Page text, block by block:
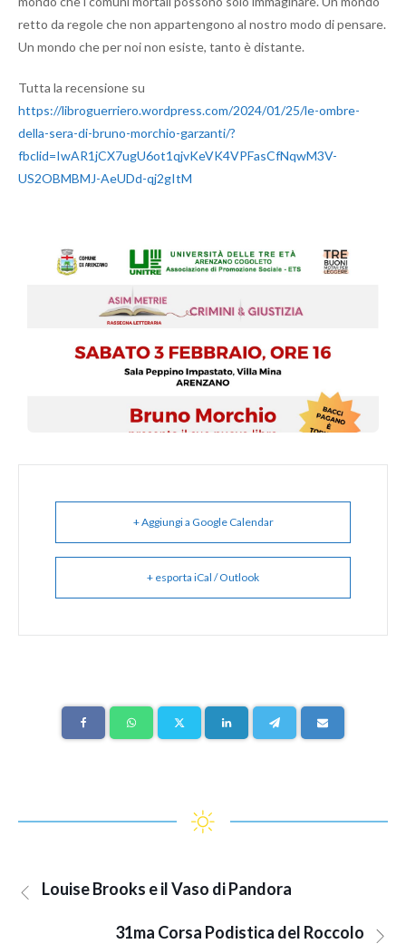
retto da regole che non appartengono al nostro modo di pensare.
Un mondo che per noi non esiste, tanto è distante.
Tutta la recensione su
https://libroguerriero.wordpress.com/2024/01/25/le-ombre-
della-sera-di-bruno-morchio-garzanti/?
fbclid=IwAR1jCX7ugU6ot1qjvKeVK4VPFasCfNqwM3V-
US2OBMBMJ-AeUDd-qj2gItM
+ Aggiungi a Google Calendar
+ esporta iCal / Outlook
Louise Brooks e il Vaso di Pandora
31ma Corsa Podistica del Roccolo